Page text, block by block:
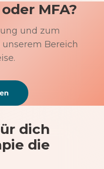
MFA?
und zum
Bereich
dich
die